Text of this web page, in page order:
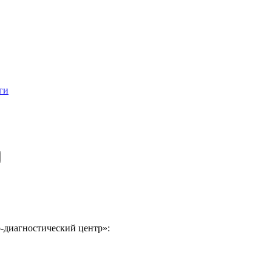
центр»: